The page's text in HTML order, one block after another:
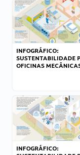
INFOGRÁFICO:
SUSTENTABILIDADE
OFICINAS
INFOGRÁFICO: